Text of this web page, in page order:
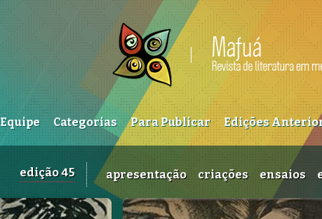
Equipe Categorias Para Publicar Edições
edição 45 apresentação criações ensaios